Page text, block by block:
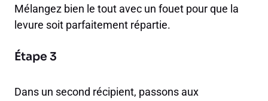
Mélangez bien le tout avec un fouet pour que la
levure soit parfaitement répartie.
Étape 3
Dans un second récipient, passons aux